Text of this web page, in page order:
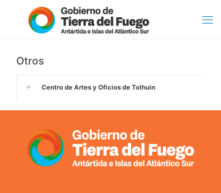
Otros
Centro de Artes y Oficios de Tolhuin